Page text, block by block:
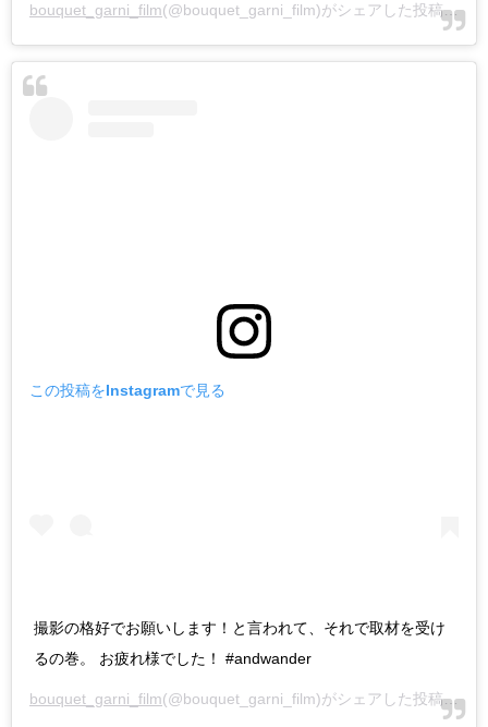
bouquet_garni_film(@bouquet_garni_film)がシェアした投稿 -
この投稿をInstagramで見る
撮影の格好でお願いします！と言われて、それで取材を受け
るの巻。 お疲れ様でした！ #andwander
bouquet_garni_film(@bouquet_garni_film)がシェアした投稿 -